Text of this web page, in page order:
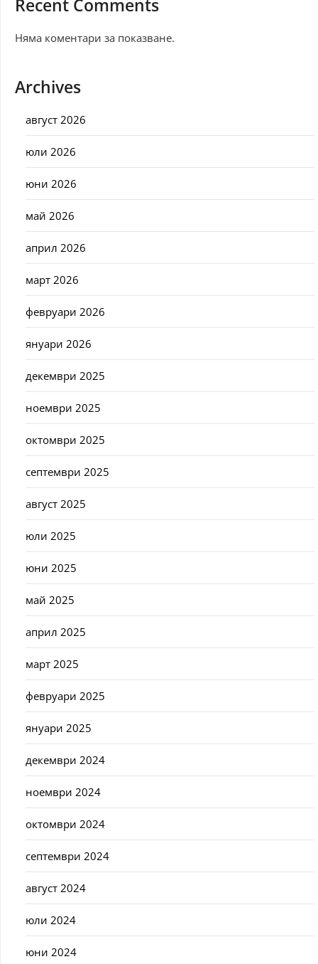
Recent Comments
Няма коментари за показване.
Archives
август 2026
юли 2026
юни 2026
май 2026
април 2026
март 2026
февруари 2026
януари 2026
декември 2025
ноември 2025
октомври 2025
септември 2025
август 2025
юли 2025
юни 2025
май 2025
април 2025
март 2025
февруари 2025
януари 2025
декември 2024
ноември 2024
октомври 2024
септември 2024
август 2024
юли 2024
юни 2024